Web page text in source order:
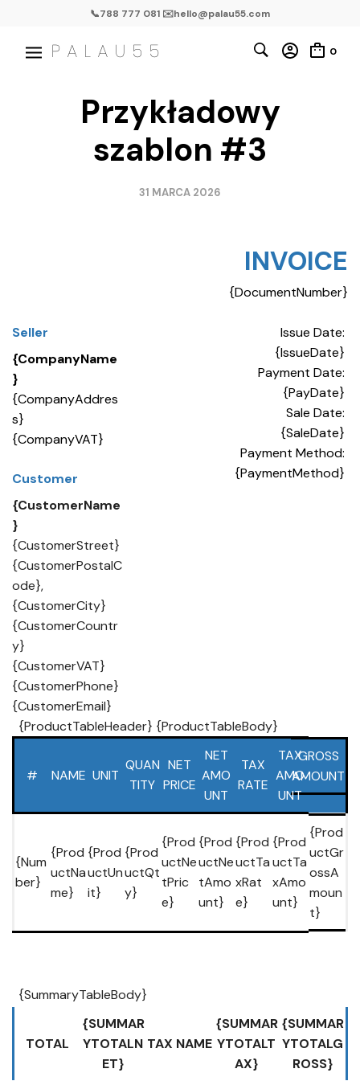
📞788 777 081 ✉️hello@palau55.com
0
Przykładowy
szablon #3
31 MARCA 2026
INVOICE
{DocumentNumber}
Seller
{CompanyName
}
{CompanyAddres
s}
{CompanyVAT}
Customer
{CustomerName
}
{CustomerStreet}
{CustomerPostalC
ode},
{CustomerCity}
{CustomerCountr
y}
{CustomerVAT}
{CustomerPhone}
{CustomerEmail}
Issue Date:
{IssueDate}
Payment Date:
{PayDate}
Sale Date:
{SaleDate}
Payment Method:
{PaymentMethod}
{ProductTableHeader} {ProductTableBody}
# NAME UNIT
QUAN
TITY
NET
PRICE
NET
AMO
UNT
TAX
RATE
TAX
AMO
UNT
GROSS
AMOUNT
{Num
ber}
{Prod
uctNa
me}
{Prod
uctUn
it}
{Prod
uctQt
y}
{Prod
uctNe
tPric
e}
{Prod
uctNe
tAmo
unt}
{Prod
uctTa
xRat
e}
{Prod
uctTa
xAmo
unt}
{Prod
uctGr
ossA
moun
t}
{SummaryTableBody}
TOTAL
{SUMMAR
YTOTALN
ET}
TAX NAME
{SUMMAR
YTOTALT
AX}
{SUMMAR
YTOTALG
ROSS}